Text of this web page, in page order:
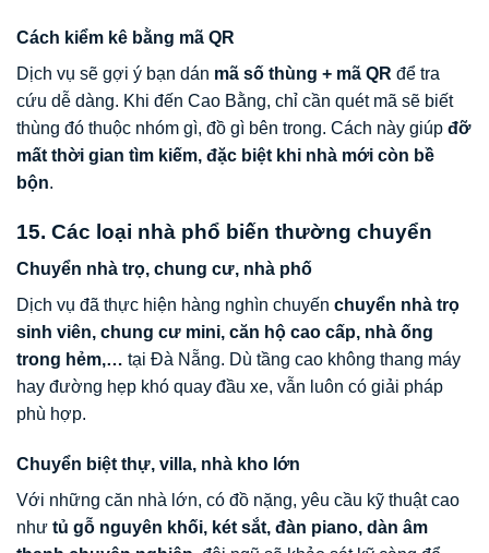
Cách kiểm kê bằng mã QR
Dịch vụ sẽ gợi ý bạn dán mã số thùng + mã QR để tra
cứu dễ dàng. Khi đến Cao Bằng, chỉ cần quét mã sẽ biết
thùng đó thuộc nhóm gì, đồ gì bên trong. Cách này giúp đỡ
mất thời gian tìm kiếm, đặc biệt khi nhà mới còn bề
bộn.
15. Các loại nhà phổ biến thường chuyển
Chuyển nhà trọ, chung cư, nhà phố
Dịch vụ đã thực hiện hàng nghìn chuyến chuyển nhà trọ
sinh viên, chung cư mini, căn hộ cao cấp, nhà ống
trong hẻm,… tại Đà Nẵng. Dù tầng cao không thang máy
hay đường hẹp khó quay đầu xe, vẫn luôn có giải pháp
phù hợp.
Chuyển biệt thự, villa, nhà kho lớn
Với những căn nhà lớn, có đồ nặng, yêu cầu kỹ thuật cao
như tủ gỗ nguyên khối, két sắt, đàn piano, dàn âm